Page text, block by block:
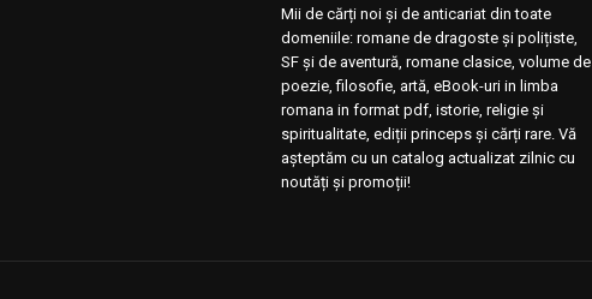
Mii de cărți noi și de anticariat din toate
domeniile: romane de dragoste și polițiste,
SF și de aventură, romane clasice, volume de
poezie, filosofie, artă, eBook-uri in limba
romana in format pdf, istorie, religie și
spiritualitate, ediții princeps și cărți rare. Vă
așteptăm cu un catalog actualizat zilnic cu
noutăți și promoții!